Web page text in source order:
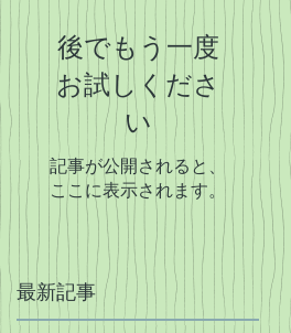
後でもう一度
お試しくださ
い
記事が公開されると、
ここに表示されます。
最新記事